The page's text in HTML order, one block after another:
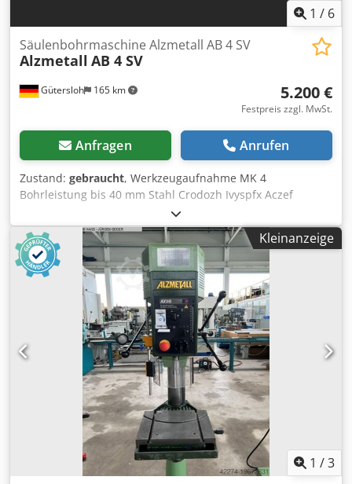
1 / 6
Gütersloh 165 km
Säulenbohrmaschine Alzmetall AB 4 SV
Alzmetall AB 4 SV
5.200 €
Festpreis zzgl. MwSt.
Anfragen Anrufen
Zustand: gebraucht, Werkzeugaufnahme MK 4
Bohrleistung bis 40 mm Stahl Crodozh Ivyspfx Aczef
Rechts- und Linkslauf Stufenlose Drehzahlverstellung mit
Anzeige Automatischer Vorschub
Kleinanzeige
1 /3